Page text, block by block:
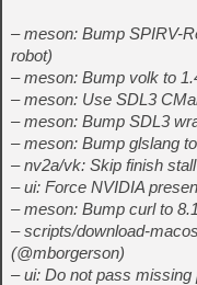
– meson: Bump SPIRV-
robot)
– meson: Bump volk to
– meson: Use SDL3
– meson: Bump SDL3
– meson: Bump glslang
– nv2a/vk: Skip finish
– ui: Force NVIDIA
– meson: Bump curl to
– scripts/download-
(@mborgerson)
– ui: Do not pass